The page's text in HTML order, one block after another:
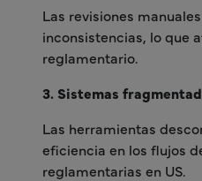
Las revisiones
inconsistencias, lo que
reglamentario.
3. Sistemas
Las herramientas
eficiencia en los flujos
reglamentarias en US.